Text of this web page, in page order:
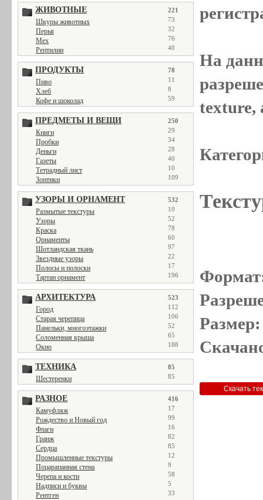
ЖИВОТНЫЕ 221
Шкуры животных 73
Перья 32
Мех 76
Рептилии 40
ПРОДУКТЫ 78
Пиво 11
Хлеб 8
Кофе и шоколад 59
ПРЕДМЕТЫ И ВЕЩИ 250
Книги 29
Пробки 34
Деньги 28
Газеты 40
Тетрадный лист 10
Зонтики 109
УЗОРЫ И ОРНАМЕНТ 532
Размытые текстуры 10
Узоры 52
Краска 78
Орнаменты 60
Шотландская ткань 97
Звездные узоры 22
Полосы и полоски 17
Тартан орнамент 196
АРХИТЕКТУРА 523
Город 112
Старая черепица 106
Панельки, многоэтажки 52
Соломенная крыша 65
Окно 188
ТЕХНИКА 85
Шестеренки 85
РАЗНОЕ 416
Камуфляж 17
Рождество и Новый год 99
Флаги 16
Гранж 82
Сердца 85
Промышленные текстуры 12
Поцарапанная стена 9
Черепа и кости 58
Надписи и буквы 5
Рентген 33
На
texture,